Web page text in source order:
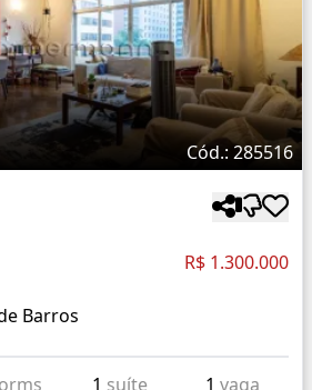
Cód.: 285516
R$ 1.300.000
Barros
1 suíte 1 vaga